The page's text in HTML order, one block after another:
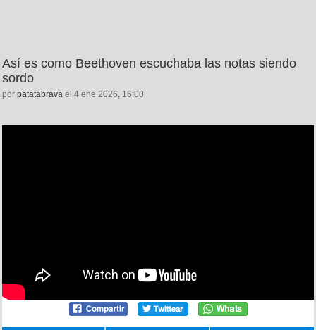
Así es como Beethoven escuchaba las notas siendo
sordo
por patatabrava el 4 ene 2026, 16:00